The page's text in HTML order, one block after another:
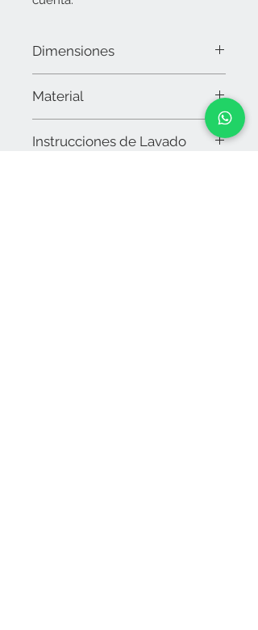
Dimensiones
Ancho: 26.5 cms
Nota: Al ser tejidas artesanalmente las
medidas pueden variar levemente
Material
Instrucciones de Lavado